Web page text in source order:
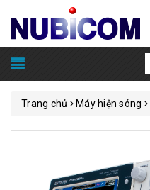
Trang chủ Máy hiện sóng